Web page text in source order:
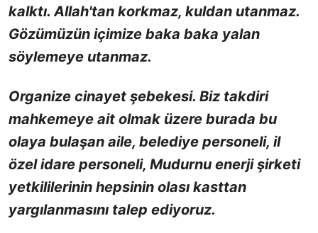
kalktı. Allah'tan korkmaz, kuldan utanmaz.
Gözümüzün içimize baka baka yalan
söylemeye utanmaz.
Organize cinayet şebekesi. Biz takdiri
mahkemeye ait olmak üzere burada bu
olaya bulaşan aile, belediye personeli, il
özel idare personeli, Mudurnu enerji şirketi
yetkililerinin hepsinin olası kasttan
yargılanmasını talep ediyoruz.